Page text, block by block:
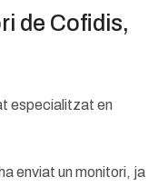
de Cofidis,
especialitzat en
enviat un monitori, ja